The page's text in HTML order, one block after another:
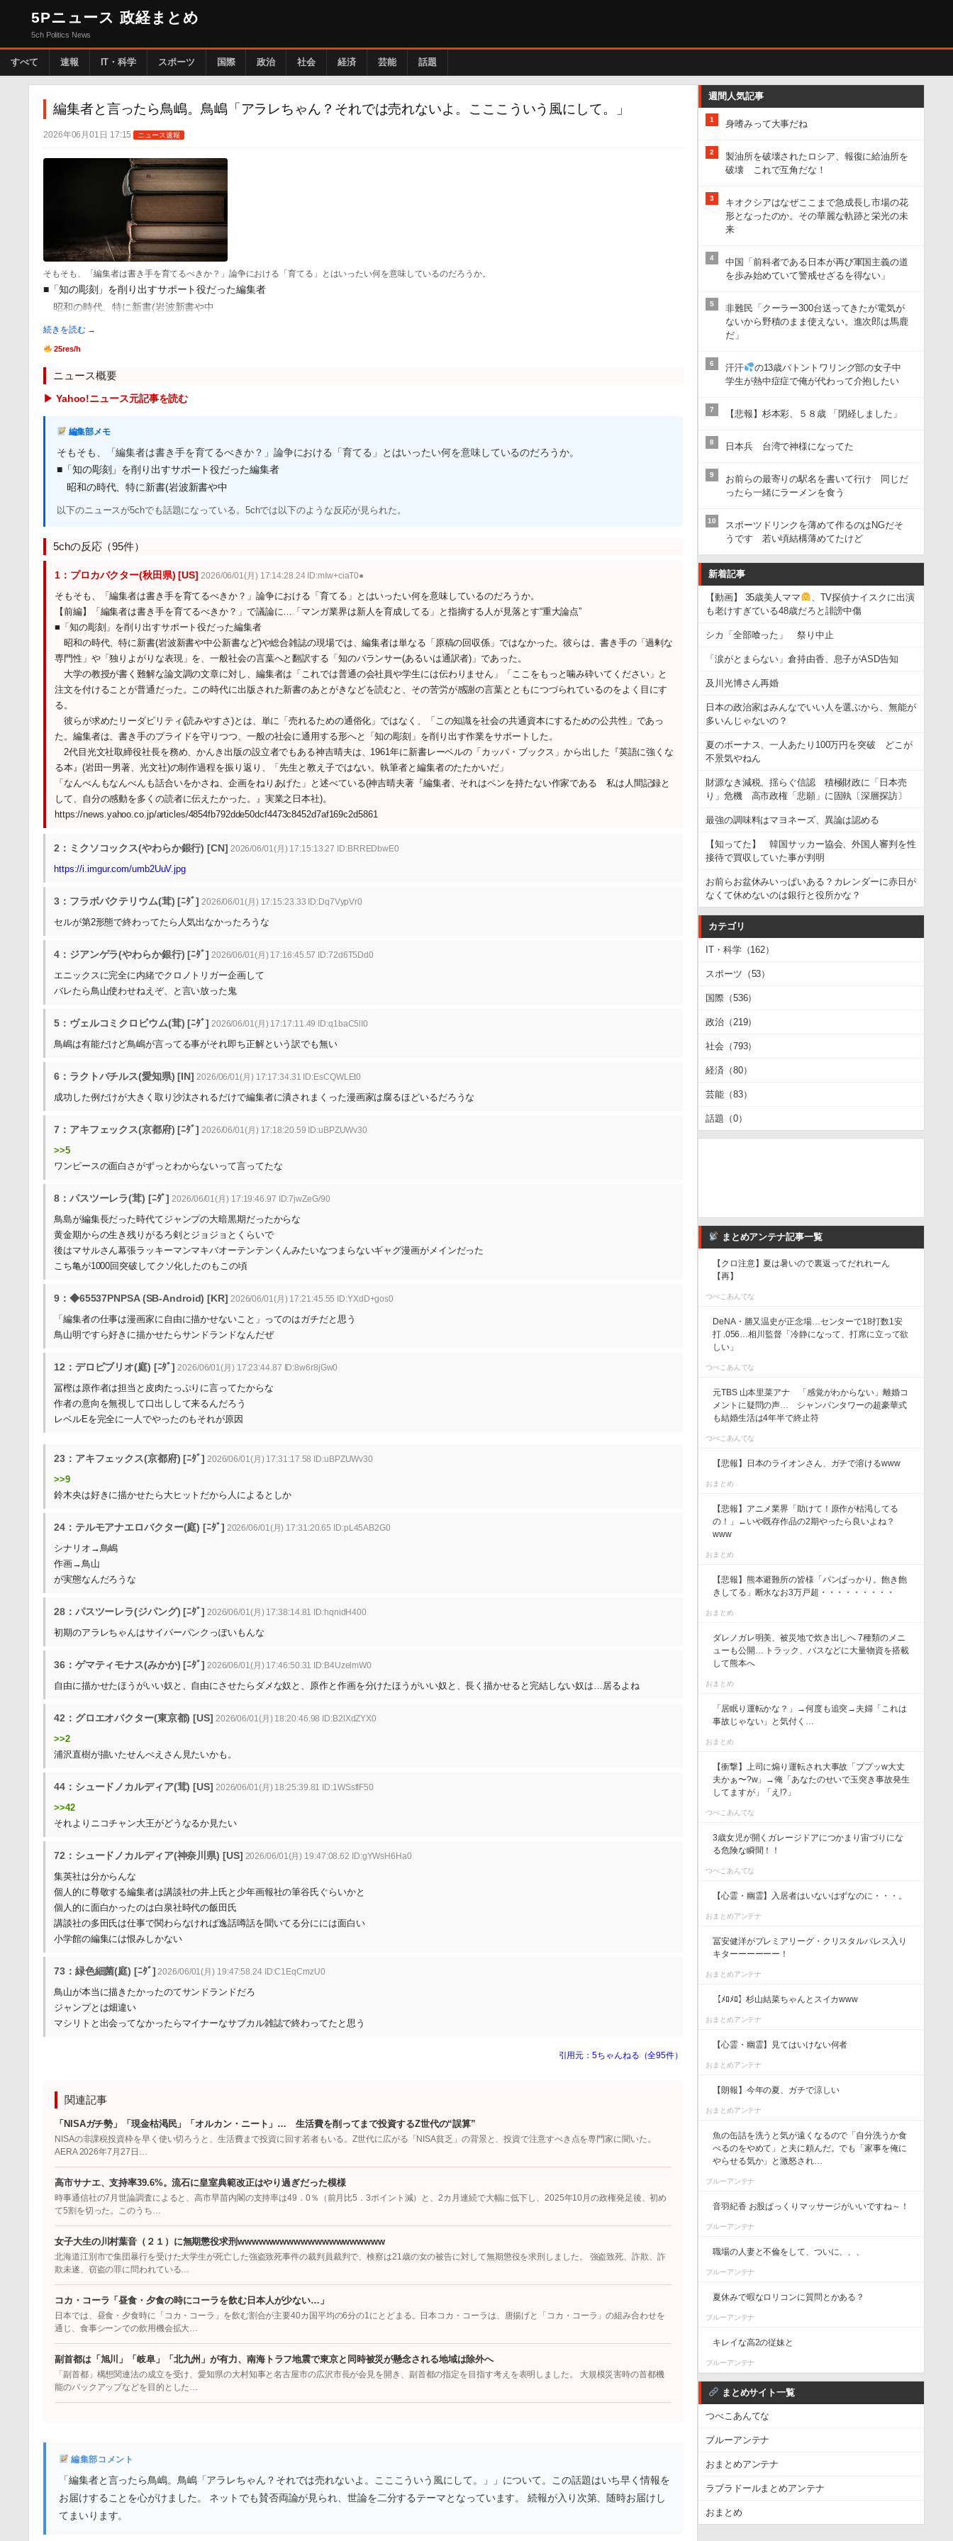
5Pニュース 政経まとめ
5ch Politics News
すべて 速報 IT・科学 スポーツ 国際 政治 社会 経済 芸能 話題
編集者と言ったら鳥嶋。鳥嶋「アラレちゃん？それでは売れないよ。こここういう風にして。」
2026年06月01日 17:15 ニュース速報
そもそも、「編集者は書き手を育てるべきか？」論争における「育てる」とはいったい何を意味しているのだろうか。
■「知の彫刻」を削り出すサポート役だった編集者
昭和の時代、特に新書(岩波新書や中
続きを読む →
25res/h
ニュース概要
▶ Yahoo!ニュース元記事を読む
編集部メモ
そもそも、「編集者は書き手を育てるべきか？」論争における「育てる」とはいったい何を意味しているのだろうか。
■「知の彫刻」を削り出すサポート役だった編集者
昭和の時代、特に新書(岩波新書や中
以下のニュースが5chでも話題になっている。5chでは以下のような反応が見られた。
5chの反応（95件）
1：プロカバクター(秋田県) [US] 2026/06/01(月) 17:14:28.24 ID:mIw+ciaT0●
そもそも、「編集者は書き手を育てるべきか？」論争における「育てる」とはいったい何を意味しているのだろうか。
【前編】「編集者は書き手を育てるべきか？」で議論に…「マンガ業界は新人を育成してる」と指摘する人が見落とす“重大論点”
■「知の彫刻」を削り出すサポート役だった編集者
昭和の時代、特に新書(岩波新書や中公新書など)や総合雑誌の現場では、編集者は単なる「原稿の回収係」ではなかった。彼らは、書き手の「過剰な
専門性」や「独りよがりな表現」を、一般社会の言葉へと翻訳する「知のバランサー(あるいは通訳者)」であった。
大学の教授が書く難解な論文調の文章に対し、編集者は「これでは普通の会社員や学生には伝わりません」「ここをもっと噛み砕いてください」と
注文を付けることが普通だった。この時代に出版された新書のあとがきなどを読むと、その苦労が感謝の言葉とともにつづられているのをよく目にす
る。
彼らが求めたリーダビリティ(読みやすさ)とは、単に「売れるための通俗化」ではなく、「この知識を社会の共通資本にするための公共性」であっ
た。編集者は、書き手のプライドを守りつつ、一般の社会に通用する形へと「知の彫刻」を削り出す作業をサポートした。
2代目光文社取締役社長を務め、かんき出版の設立者でもある神吉晴夫は、1961年に新書レーベルの「カッパ・ブックス」から出した『英語に強くな
る本』(岩田一男著、光文社)の制作過程を振り返り、「先生と教え子ではない。執筆者と編集者のたたかいだ」
「なんべんもなんべんも話合いをかさね、企画をねりあげた」と述べている(神吉晴夫著『編集者、それはペンを持たない作家である 私は人間記録と
して、自分の感動を多くの読者に伝えたかった。』実業之日本社)。
https://news.yahoo.co.jp/articles/4854fb792dde50dcf4473c8452d7af169c2d5861
2：ミクソコックス(やわらか銀行) [CN] 2026/06/01(月) 17:15:13.27 ID:BRREDbwE0
https://i.imgur.com/umb2UuV.jpg
3：フラボバクテリウム(茸) [ﾆﾀﾞ] 2026/06/01(月) 17:15:23.33 ID:Dq7VypVr0
セルが第2形態で終わってたら人気出なかったろうな
4：ジアンゲラ(やわらか銀行) [ﾆﾀﾞ] 2026/06/01(月) 17:16:45.57 ID:72d6T5Dd0
エニックスに完全に内緒でクロノトリガー企画して
バレたら鳥山使わせねえぞ、と言い放った鬼
5：ヴェルコミクロビウム(茸) [ﾆﾀﾞ] 2026/06/01(月) 17:17:11.49 ID:q1baC5lI0
鳥嶋は有能だけど鳥嶋が言ってる事がそれ即ち正解という訳でも無い
6：ラクトバチルス(愛知県) [IN] 2026/06/01(月) 17:17:34.31 ID:EsCQWLEt0
成功した例だけが大きく取り沙汰されるだけで編集者に潰されまくった漫画家は腐るほどいるだろうな
7：アキフェックス(京都府) [ﾆﾀﾞ] 2026/06/01(月) 17:18:20.59 ID:uBPZUWv30
>>5
ワンピースの面白さがずっとわからないって言ってたな
8：パスツーレラ(茸) [ﾆﾀﾞ] 2026/06/01(月) 17:19:46.97 ID:7jwZeG/90
鳥島が編集長だった時代てジャンプの大暗黒期だったからな
黄金期からの生き残りがるろ剣とジョジョとくらいで
後はマサルさん幕張ラッキーマンマキバオーテンテンくんみたいなつまらないギャグ漫画がメインだった
こち亀が1000回突破してクソ化したのもこの頃
9：◆65537PNPSA (SB-Android) [KR] 2026/06/01(月) 17:21:45.55 ID:YXdD+gos0
「編集者の仕事は漫画家に自由に描かせないこと」ってのはガチだと思う
鳥山明ですら好きに描かせたらサンドランドなんだぜ
12：デロビブリオ(庭) [ﾆﾀﾞ] 2026/06/01(月) 17:23:44.87 ID:8w6r8jGw0
冨樫は原作者は担当と皮肉たっぷりに言ってたからな
作者の意向を無視して口出しして来るんだろう
レベルEを完全に一人でやったのもそれが原因
23：アキフェックス(京都府) [ﾆﾀﾞ] 2026/06/01(月) 17:31:17.58 ID:uBPZUWv30
>>9
鈴木央は好きに描かせたら大ヒットだから人によるとしか
24：テルモアナエロバクター(庭) [ﾆﾀﾞ] 2026/06/01(月) 17:31:20.65 ID:pL45AB2G0
シナリオ→鳥嶋
作画→鳥山
が実態なんだろうな
28：パスツーレラ(ジパング) [ﾆﾀﾞ] 2026/06/01(月) 17:38:14.81 ID:hqnidH400
初期のアラレちゃんはサイバーパンクっぽいもんな
36：ゲマティモナス(みかか) [ﾆﾀﾞ] 2026/06/01(月) 17:46:50.31 ID:B4UzelmW0
自由に描かせたほうがいい奴と、自由にさせたらダメな奴と、原作と作画を分けたほうがいい奴と、長く描かせると完結しない奴は…居るよね
42：グロエオバクター(東京都) [US] 2026/06/01(月) 18:20:46.98 ID:B2lXdZYX0
>>2
浦沢直樹が描いたせんべえさん見たいかも。
44：シュードノカルディア(茸) [US] 2026/06/01(月) 18:25:39.81 ID:1WSsfIF50
>>42
それよりニコチャン大王がどうなるか見たい
72：シュードノカルディア(神奈川県) [US] 2026/06/01(月) 19:47:08.62 ID:gYWsH6Ha0
集英社は分からんな
個人的に尊敬する編集者は講談社の井上氏と少年画報社の筆谷氏ぐらいかと
個人的に面白かったのは白泉社時代の飯田氏
講談社の多田氏は仕事で関わらなければ逸話噂話を聞いてる分にには面白い
小学館の編集には恨みしかない
73：緑色細菌(庭) [ﾆﾀﾞ] 2026/06/01(月) 19:47:58.24 ID:C1EqCmzU0
鳥山が本当に描きたかったのてサンドランドだろ
ジャンプとは畑違い
マシリトと出会ってなかったらマイナーなサブカル雑誌で終わってたと思う
引用元：5ちゃんねる（全95件）
関連記事
「NISAガチ勢」「現金枯渇民」「オルカン・ニート」… 生活費を削ってまで投資するZ世代の“誤算”
NISAの非課税投資枠を早く使い切ろうと、生活費まで投資に回す若者もいる。Z世代に広がる「NISA貧乏」の背景と、投資で注意すべき点を専門家に聞いた。
AERA 2026年7月27日…
高市サナエ、支持率39.6%。流石に皇室典範改正はやり過ぎだった模様
時事通信社の7月世論調査によると、高市早苗内閣の支持率は49．0％（前月比5．3ポイント減）と、2カ月連続で大幅に低下し、2025年10月の政権発足後、初め
て5割を切った。このうち…
女子大生の川村葉音（２１）に無期懲役求刑wwwwwwwwwwwwwwwwwwwww
北海道江別市で集団暴行を受けた大学生が死亡した強盗致死事件の裁判員裁判で、検察は21歳の女の被告に対して無期懲役を求刑しました。 強盗致死、詐欺、詐
欺未遂、窃盗の罪に問われている…
コカ・コーラ「昼食・夕食の時にコーラを飲む日本人が少ない…」
日本では、昼食・夕食時に「コカ・コーラ」を飲む割合が主要40カ国平均の6分の1にとどまる。日本コカ・コーラは、唐揚げと「コカ・コーラ」の組み合わせを
通じ、食事シーンでの飲用機会拡大…
副首都は「旭川」「岐阜」「北九州」が有力、南海トラフ地震で東京と同時被災が懸念される地域は除外へ
「副首都」構想関連法の成立を受け、愛知県の大村知事と名古屋市の広沢市長が会見を開き、副首都の指定を目指す考えを表明しました。 大規模災害時の首都機
能のバックアップなどを目的とした…
編集部コメント
「編集者と言ったら鳥嶋。鳥嶋「アラレちゃん？それでは売れないよ。こここういう風にして。」」について。この話題はいち早く情報を
お届けすることを心がけました。 ネットでも賛否両論が見られ、世論を二分するテーマとなっています。 続報が入り次第、随時お届けし
てまいります。
週間人気記事
1 身嗜みって大事だね
2
製油所を破壊されたロシア、報復に給油所を
破壊 これで互角だな！
3
キオクシアはなぜここまで急成長し市場の花
形となったのか。その華麗な軌跡と栄光の未
来
4
中国「前科者である日本が再び軍国主義の道
を歩み始めていて警戒せざるを得ない」
5
非難民「クーラー300台送ってきたが電気が
ないから野積のまま使えない。進次郎は馬鹿
だ」
6 汗汗
の13歳バトントワリング部の女子中
学生が熱中症症で俺が代わって介抱したい
7 【悲報】杉本彩、５８歳 「閉経しました」
8 日本兵 台湾で神様になってた
9
お前らの最寄りの駅名を書いて行け 同じだ
ったら一緒にラーメンを食う
10
スポーツドリンクを薄めて作るのはNGだそ
うです 若い頃結構薄めてたけど
新着記事
【動画】 35歳美人ママ
、TV探偵ナイスクに出演
も老けすぎている48歳だろと誹謗中傷
シカ「全部喰った」 祭り中止
「涙がとまらない」倉持由香、息子がASD告知
及川光博さん再婚
日本の政治家はみんなでいい人を選ぶから、無能が
多いんじゃないの？
夏のボーナス、一人あたり100万円を突破 どこが
不景気やねん
財源なき減税、揺らぐ信認 積極財政に「日本売
り」危機 高市政権「悲願」に固執〔深層探訪〕
最強の調味料はマヨネーズ、異論は認める
【知ってた】 韓国サッカー協会、外国人審判を性
接待で買収していた事が判明
お前らお盆休みいっぱいある？カレンダーに赤日が
なくて休めないのは銀行と役所かな？
カテゴリ
IT・科学（162）
スポーツ（53）
国際（536）
政治（219）
社会（793）
経済（80）
芸能（83）
話題（0）
まとめアンテナ記事一覧
【クロ注意】夏は暑いので裏返ってだれれーん
【再】
つべこあんてな
DeNA・勝又温史が正念場…センターで18打数1安
打 .056…相川監督「冷静になって、打席に立って欲
しい」
つべこあんてな
元TBS 山本里菜アナ 「感覚がわからない」離婚コ
メントに疑問の声… シャンパンタワーの超豪華式
も結婚生活は4年半で終止符
つべこあんてな
【悲報】日本のライオンさん、ガチで溶けるwww
おまとめ
【悲報】アニメ業界「助けて！原作が枯渇してる
の！」←いや既存作品の2期やったら良いよね？
www
おまとめ
【悲報】熊本避難所の皆様「パンばっかり。飽き飽
きしてる」断水なお3万戸超・・・・・・・・・
おまとめ
ダレノガレ明美、被災地で炊き出しへ 7種類のメニ
ューも公開… トラック、バスなどに大量物資を搭載
して熊本へ
おまとめ
「居眠り運転かな？」→何度も追突→夫婦「これは
事故じゃない」と気付く…
おまとめ
【衝撃】上司に煽り運転され大事故「ププッw大丈
夫かぁ〜?w」→俺「あなたのせいで玉突き事故発生
してますが」「え!?」
つべこあんてな
3歳女児が開くガレージドアにつかまり宙づりにな
る危険な瞬間！！
つべこあんてな
【心霊・幽霊】入居者はいないはずなのに・・・。
おまとめアンテナ
冨安健洋がプレミアリーグ・クリスタルパレス入り
キターーーーーー！
おまとめアンテナ
【ﾒﾛﾒﾛ】杉山結菜ちゃんとスイカwww
おまとめアンテナ
【心霊・幽霊】見てはいけない何者
おまとめアンテナ
【朗報】今年の夏、ガチで涼しい
おまとめアンテナ
魚の缶詰を洗うと気が遠くなるので「自分洗うか食
べるのをやめて」と夫に頼んだ。でも「家事を俺に
やらせる気か」と激怒され…
ブルーアンテナ
音羽紀香 お股ぱっくりマッサージがいいですね～！
ブルーアンテナ
職場の人妻と不倫をして、ついに、、、
ブルーアンテナ
夏休みで暇なロリコンに質問とかある？
ブルーアンテナ
キレイな高2の従妹と
ブルーアンテナ
まとめサイト一覧
つべこあんてな
ブルーアンテナ
おまとめアンテナ
ラブラドールまとめアンテナ
おまとめ